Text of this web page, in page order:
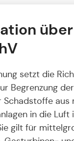
setzt die
Begrenzung
Schadstoffe aus
in die Luft
gilt für